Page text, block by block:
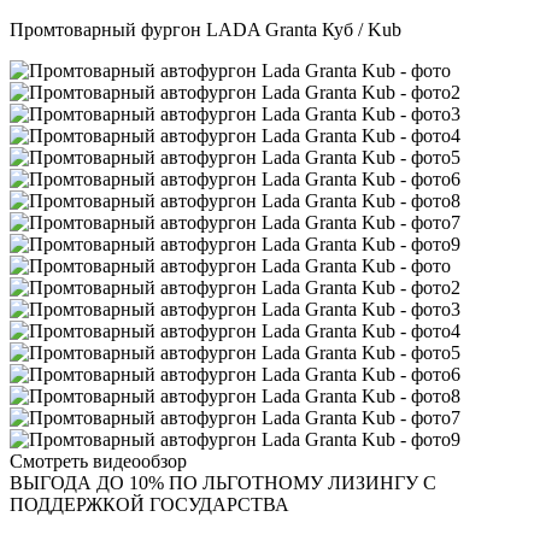
Промтоварный фургон LADA Granta Куб / Kub
Смотреть видеообзор
ВЫГОДА ДО 10% ПО ЛЬГОТНОМУ ЛИЗИНГУ С
ПОДДЕРЖКОЙ ГОСУДАРСТВА